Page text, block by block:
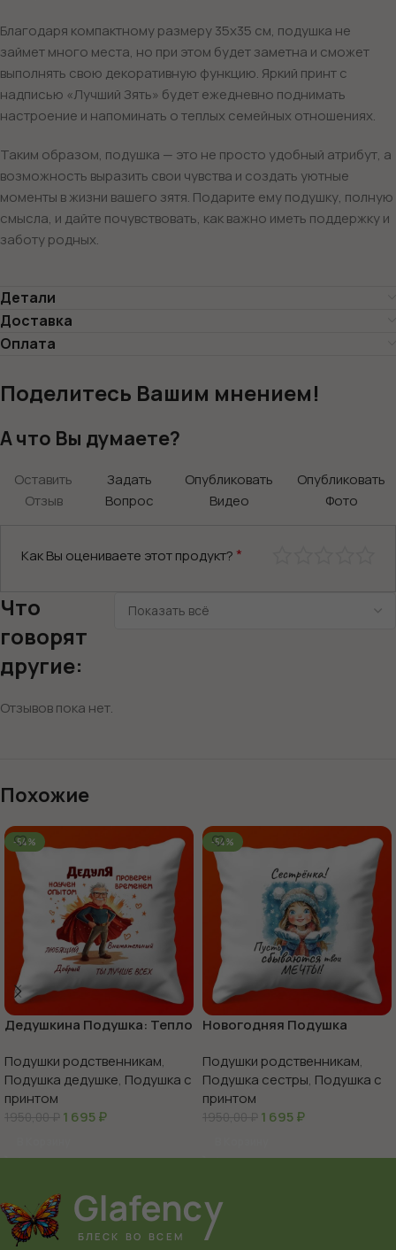
Благодаря компактному размеру 35х35 см, подушка не
займет много места, но при этом будет заметна и сможет
выполнять свою декоративную функцию. Яркий принт с
надписью «Лучший Зять» будет ежедневно поднимать
настроение и напоминать о теплых семейных отношениях.
Таким образом, подушка — это не просто удобный атрибут, а
возможность выразить свои чувства и создать уютные
моменты в жизни вашего зятя. Подарите ему подушку, полную
смысла, и дайте почувствовать, как важно иметь поддержку и
заботу родных.
Детали
Доставка
Оплата
Поделитесь Вашим мнением!
А что Вы думаете?
Оставить
Отзыв
Задать
Вопрос
Опубликовать
Видео
Опубликовать
Фото
Как Вы оцениваете этот продукт? *
Что
говорят
другие:
Отзывов пока нет.
Похожие
-54%
Дедушкина Подушка: Тепло
Подушки родственникам,
Подушка дедушке, Подушка с
принтом
1950,00₽ 1 695₽
-54%
Новогодняя Подушка
Сон, 35х35
Подушки родственникам,
Подушка сестры, Подушка с
принтом
1950,00₽ 1 695₽